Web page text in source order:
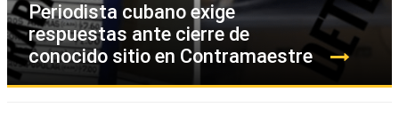
Periodista cubano exige
respuestas ante cierre de
conocido sitio en Contramaestre